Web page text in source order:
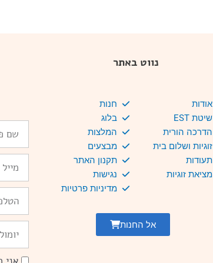
נווט באתר
אודות
שיטת EST
הדרכה הורית
זוגיות ושלום בית
תעודות
מציאת זוגיות
חנות
בלוג
המלצות
מבצעים
תקנון האתר
נגישות
מדיניות פרטיות
אל החנות
פרטי
הסכמה